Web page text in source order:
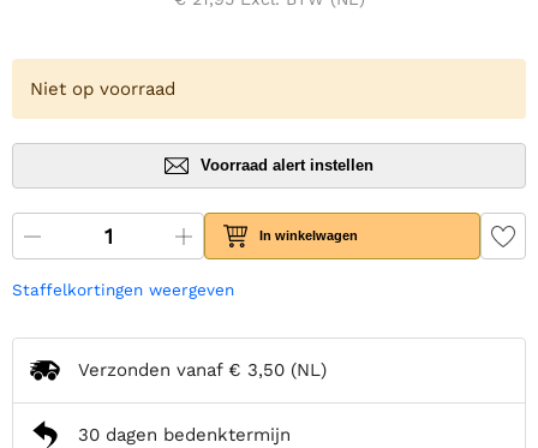
Niet op voorraad
Voorraad alert instellen
In winkelwagen
Staffelkortingen weergeven
Verzonden vanaf € 3,50 (NL)
30 dagen bedenktermijn